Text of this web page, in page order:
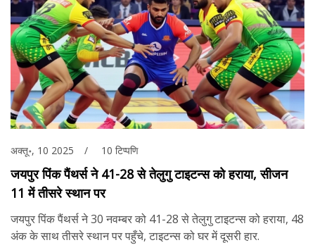
अक्तू॰, 10 2025 10 टिप्पणि
जयपुर पिंक पैंथर्स ने 41-28 से तेलुगु टाइटन्स को हराया, सीजन
11 में तीसरे स्थान पर
जयपुर पिंक पैंथर्स ने 30 नवम्बर को 41-28 से तेलुगु टाइटन्स को हराया, 48
अंक के साथ तीसरे स्थान पर पहुँचे, टाइटन्स को घर में दूसरी हार.